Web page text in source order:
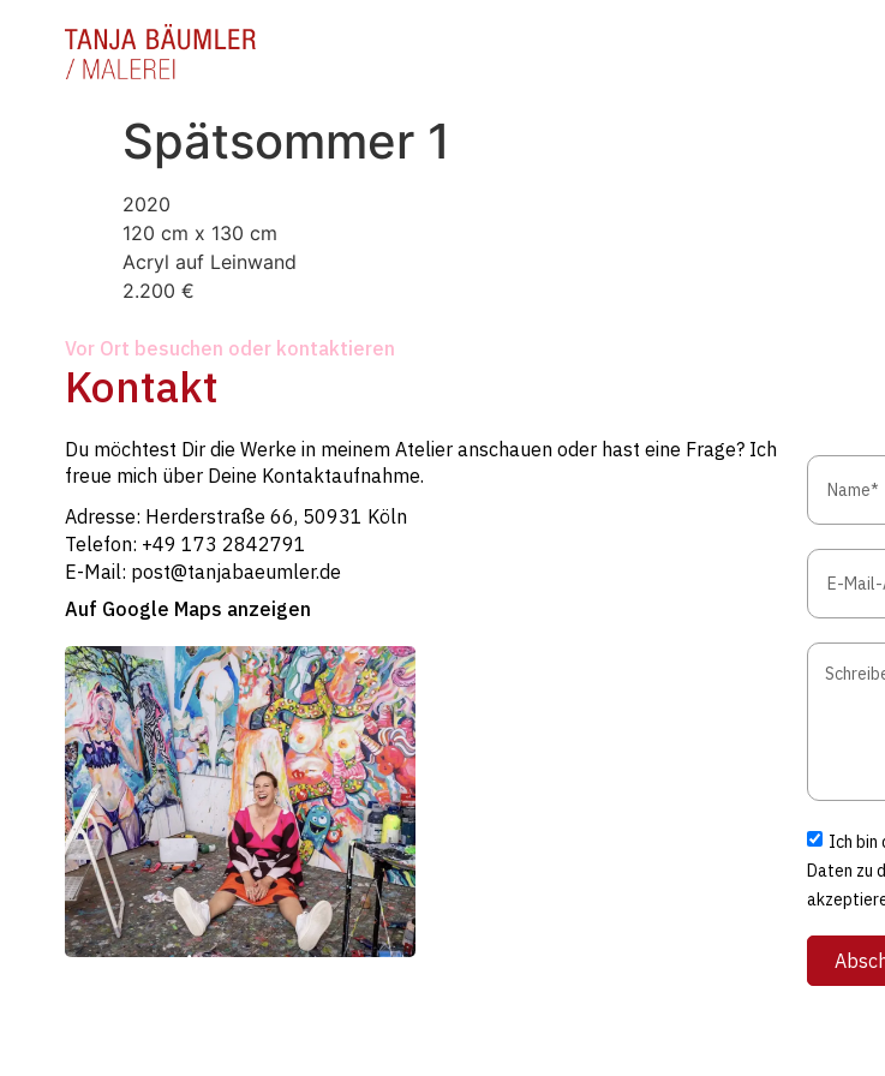
Spätsommer 1
2020
120 cm x 130 cm
Acryl auf Leinwand
2.200 €
Vor Ort besuchen oder kontaktieren
Kontakt
Du möchtest Dir die Werke in meinem Atelier anschauen oder hast eine Frage? Ich
freue mich über Deine Kontaktaufnahme.
Adresse: Herderstraße 66, 50931 Köln
Telefon: +49 173 2842791
E-Mail: post@tanjabaeumler.de
Auf Google Maps anzeigen
Ich bin
Daten zu